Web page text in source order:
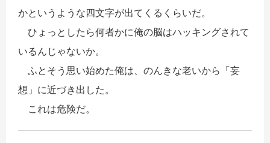
かというような四文字が出てくるくらいだ。
ひょっとしたら何者かに俺の脳はハッキングされて
いるんじゃないか。
ふとそう思い始めた俺は、のんきな老いから「妄
想」に近づき出した。
これは危険だ。